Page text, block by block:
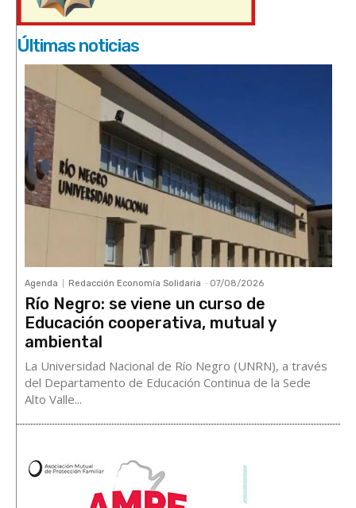
Últimas noticias
Agenda Redacción Economía Solidaria - 07/08/2026
Río Negro: se viene un curso de
Educación cooperativa, mutual y
ambiental
La Universidad Nacional de Río Negro (UNRN), a través
del Departamento de Educación Continua de la Sede
Alto Valle...